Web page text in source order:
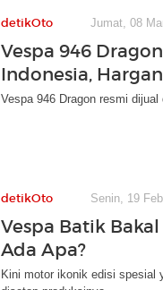
detikOto Jumat, 08
Vespa 946
Indonesia,
Vespa 946 Dragon resmi
detikOto Senin, 19
Vespa Batik
Ada Apa?
Kini motor ikonik edisi spesial